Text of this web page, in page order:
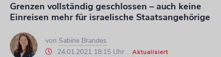
Grenzen vollständig geschlossen – auch keine
Einreisen mehr für israelische Staatsangehörige
von Sabine Brandes
24.01.2021 18:15 Uhr
Aktualisiert